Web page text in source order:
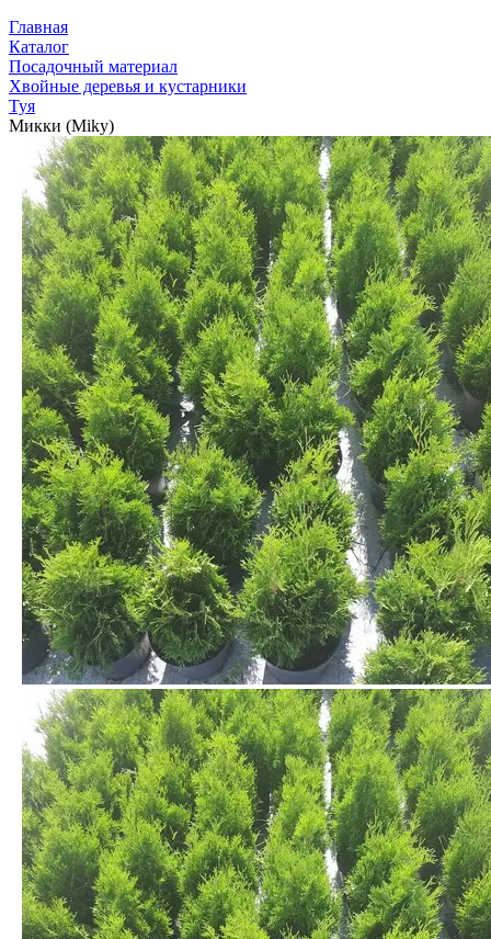
Главная
Каталог
Посадочный материал
Хвойные деревья и кустарники
Туя
Микки (Miky)